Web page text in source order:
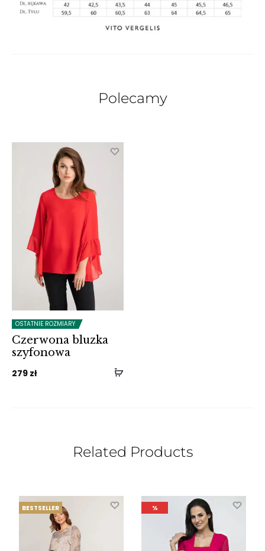
Polecamy
OSTATNIE ROZMIARY
Czerwona bluzka
szyfonowa
279 zł
Related Products
BESTSELLER %